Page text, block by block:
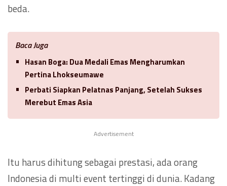
beda.
Baca Juga
Hasan Boga: Dua Medali Emas Mengharumkan
Pertina Lhokseumawe
Perbati Siapkan Pelatnas Panjang, Setelah Sukses
Merebut Emas Asia
Advertisement
Itu harus dihitung sebagai prestasi, ada orang
Indonesia di multi event tertinggi di dunia. Kadang